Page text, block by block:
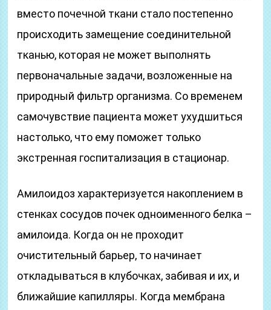
вместо почечной ткани стало постепенно
происходить замещение соединительной
тканью, которая не может выполнять
первоначальные задачи, возложенные на
природный фильтр организма. Со временем
самочувствие пациента может ухудшиться
настолько, что ему поможет только
экстренная госпитализация в стационар.
Амилоидоз характеризуется накоплением в
стенках сосудов почек одноименного белка –
амилоида. Когда он не проходит
очистительный барьер, то начинает
откладываться в клубочках, забивая и их, и
ближайшие капилляры. Когда мембрана